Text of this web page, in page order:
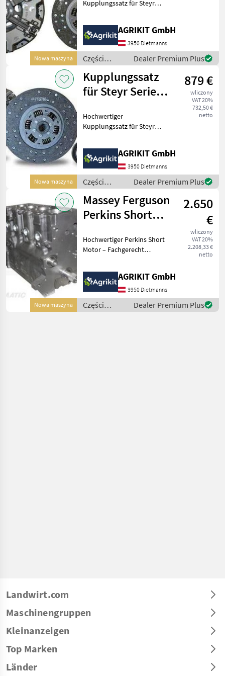
Nowa maszyna
Kupplungssatz für Steyr
Kupplungssatz eignet sich
ideal für die fachgerechte
Reparatur oder
Instandsetzung d
AGRIKIT GmbH
3950 Dietmanns
Części
zamienne do
maszyn
rolniczych /
Steyr
Dealer Premium Plus
Nowa maszyna
Kupplungssatz
für Steyr Serie
Geot
879 €
wliczony
VAT 20%
732,50 €
netto
Hochwertiger
Kupplungssatz für Steyr
Kupplungssatz eignet sich
ideal für die fachgerechte
Reparatur oder
Instandsetzung d
AGRIKIT GmbH
3950 Dietmanns
Części
zamienne do
maszyn
rolniczych /
Steyr
Dealer Premium Plus
Nowa maszyna
Massey Ferguson
Perkins Short
AT4.236 & A4.248
2.650
€
wliczony
VAT 20%
2.208,33 €
netto
Hochwertiger Perkins Short
Motor – Fachgerecht
Perkins Short Motor ist die
ideale Lösung für eine
professionelle
Motorinstand
AGRIKIT GmbH
3950 Dietmanns
Części
zamienne do
Dealer Premium Plus
Landwirt.com
Maschinengruppen
Kleinanzeigen
Top Marken
Länder